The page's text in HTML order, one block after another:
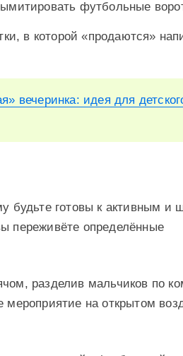
футбольные
в которой «продаются»
вечеринка: идея для
будьте готовы к активным и
переживёте определённые
разделив мальчиков по
мероприятие на открытом